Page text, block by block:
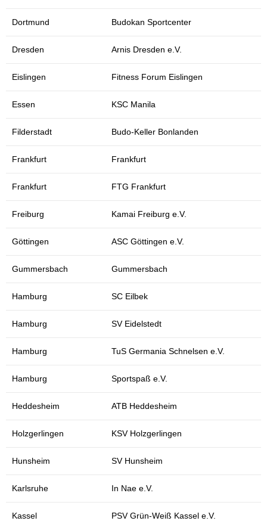
Dortmund Budokan Sportcenter
Dresden Arnis Dresden e.V.
Eislingen Fitness Forum Eislingen
Essen KSC Manila
Filderstadt Budo-Keller Bonlanden
Frankfurt Frankfurt
Frankfurt FTG Frankfurt
Freiburg Kamai Freiburg e.V.
Göttingen ASC Göttingen e.V.
Gummersbach Gummersbach
Hamburg SC Eilbek
Hamburg SV Eidelstedt
Hamburg TuS Germania Schnelsen e.V.
Hamburg Sportspaß e.V.
Heddesheim ATB Heddesheim
Holzgerlingen KSV Holzgerlingen
Hunsheim SV Hunsheim
Karlsruhe In Nae e.V.
Kassel PSV Grün-Weiß Kassel e.V.